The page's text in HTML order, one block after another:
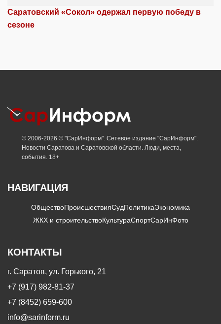
Саратовский «Сокол» одержал первую победу в
сезоне
© 2006-2026 © "СарИнформ". Сетевое издание "СарИнформ".
Новости Саратова и Саратовской области. Люди, места,
события. 18+
НАВИГАЦИЯ
ОбществоПроисшествияСудПолитикаЭкономика
ЖКХ и строительствоКультураСпортСарИнФото
КОНТАКТЫ
г. Саратов, ул. Горького, 21
+7 (917) 982-81-37
+7 (8452) 659-600
info@sarinform.ru